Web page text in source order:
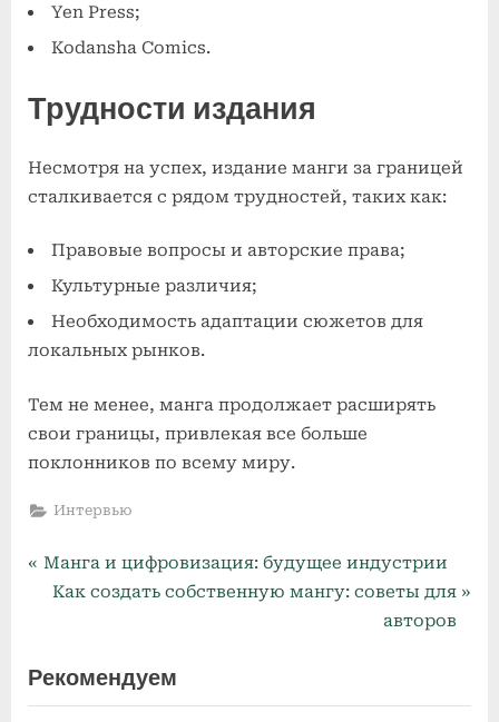
Yen Press;
Kodansha Comics.
Трудности издания
Несмотря на успех, издание манги за границей
сталкивается с рядом трудностей, таких как:
Правовые вопросы и авторские права;
Культурные различия;
Необходимость адаптации сюжетов для
локальных рынков.
Тем не менее, манга продолжает расширять
свои границы, привлекая все больше
поклонников по всему миру.
Интервью
Навигация
P
i
o
Манга и цифровизация: будущее индустрии
N
t
P
Как создать собственную мангу: советы для
авторов
Рекомендуем